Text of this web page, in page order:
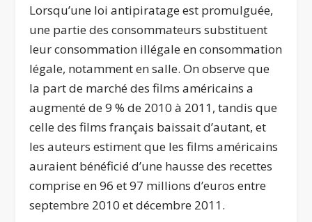
Lorsqu’une loi antipiratage est promulguée,
une partie des consommateurs substituent
leur consommation illégale en consommation
légale, notamment en salle. On observe que
la part de marché des films américains a
augmenté de 9 % de 2010 à 2011, tandis que
celle des films français baissait d’autant, et
les auteurs estiment que les films américains
auraient bénéficié d’une hausse des recettes
comprise en 96 et 97 millions d’euros entre
septembre 2010 et décembre 2011.